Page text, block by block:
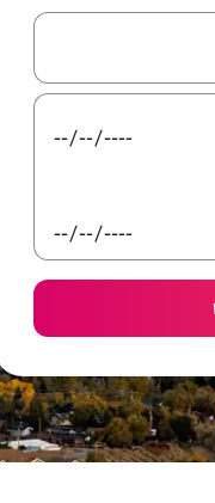
עם מקשי החיצים למעלה